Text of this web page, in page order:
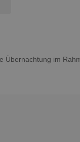
Übernachtung im